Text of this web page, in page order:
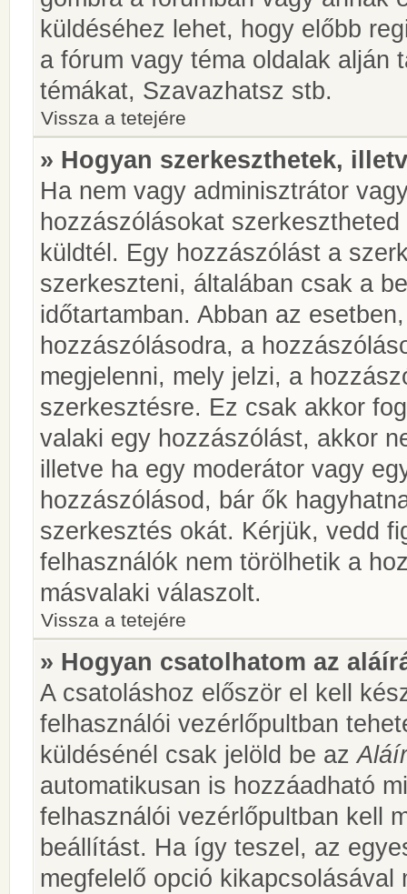
küldéséhez lehet, hogy előbb
a fórum vagy téma oldalak alján
témákat, Szavazhatsz stb.
Vissza a tetejére
» Hogyan szerkeszthetek,
Ha nem vagy adminisztrátor
hozzászólásokat
küldtél. Egy hozzászólást a
szerkeszteni, általában csak a
időtartamban. Abban az
hozzászólásodra, a
megjelenni, mely jelzi, a
szerkesztésre. Ez csak akkor
valaki egy hozzászólást, akkor
illetve ha egy moderátor vagy
hozzászólásod, bár ők
szerkesztés okát. Kérjük, vedd
felhasználók nem törölhetik a
másvalaki válaszolt.
Vissza a tetejére
» Hogyan csatolhatom az
A csatoláshoz először el kell
felhasználói vezérlőpultban
küldésénél csak jelöld be az
automatikusan is hozzáadható
felhasználói vezérlőpultban kell
beállítást. Ha így teszel, az
megfelelő opció